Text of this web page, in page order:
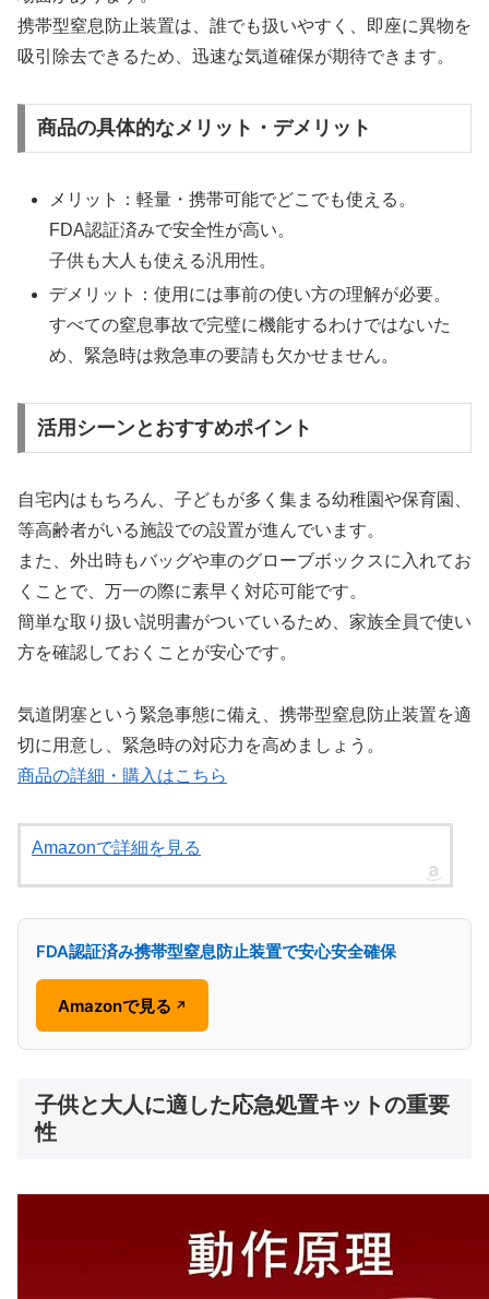
携帯型窒息防止装置は、誰でも扱いやすく、即座に異物を
吸引除去できるため、迅速な気道確保が期待できます。
商品の具体的なメリット・デメリット
メリット：軽量・携帯可能でどこでも使える。
FDA認証済みで安全性が高い。
子供も大人も使える汎用性。
デメリット：使用には事前の使い方の理解が必要。
すべての窒息事故で完璧に機能するわけではないた
め、緊急時は救急車の要請も欠かせません。
活用シーンとおすすめポイント
自宅内はもちろん、子どもが多く集まる幼稚園や保育園、
等高齢者がいる施設での設置が進んでいます。
また、外出時もバッグや車のグローブボックスに入れてお
くことで、万一の際に素早く対応可能です。
簡単な取り扱い説明書がついているため、家族全員で使い
方を確認しておくことが安心です。
気道閉塞という緊急事態に備え、携帯型窒息防止装置を適
切に用意し、緊急時の対応力を高めましょう。
商品の詳細・購入はこちら
Amazonで詳細を見る
FDA認証済み携帯型窒息防止装置で安心安全確保
Amazonで見る ↗
子供と大人に適した応急処置キットの重要
性